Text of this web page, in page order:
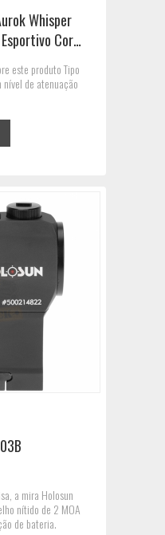
Whisper
Cor
este produto Tipo
de atenuação
a mira Holosun
nítido de 2 MOA
de bateria.